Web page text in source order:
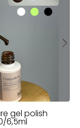
gel polish
6,5ml